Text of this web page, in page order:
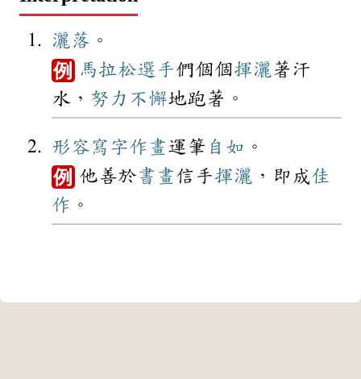
灑落 。
例 馬拉松選手們個個揮灑 著汗
水， 努力 不懈地跑著。
形容寫字作畫運筆 自如 。
例 他善於書畫信手揮灑 ，即成佳
作 。